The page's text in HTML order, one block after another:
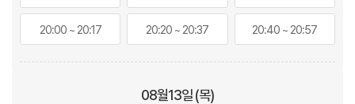
20:00 ~ 20:17 20:20 ~ 20:37 20:40 ~ 20:57
08월13일 (목)